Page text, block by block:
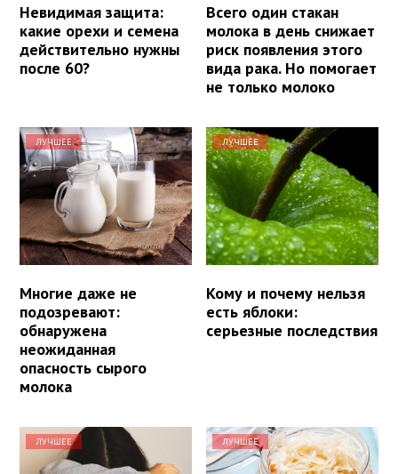
Невидимая защита:
какие орехи и семена
действительно нужны
после 60?
Всего один стакан
молока в день снижает
риск появления этого
вида рака. Но помогает
не только молоко
ЛУЧШЕЕ
Многие даже не
подозревают:
обнаружена
неожиданная
опасность сырого
молока
ЛУЧШЕЕ
Кому и почему нельзя
есть яблоки:
серьезные последствия
ЛУЧШЕЕ ЛУЧШЕЕ